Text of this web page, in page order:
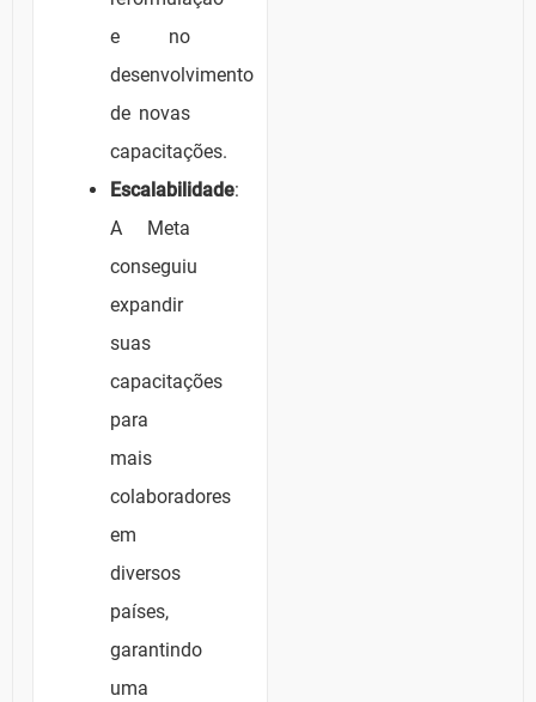
e no
desenvolvimento
de novas
capacitações.
Escalabilidade:
A Meta
conseguiu
expandir
suas
capacitações
para
mais
colaboradores
em
diversos
países,
garantindo
uma